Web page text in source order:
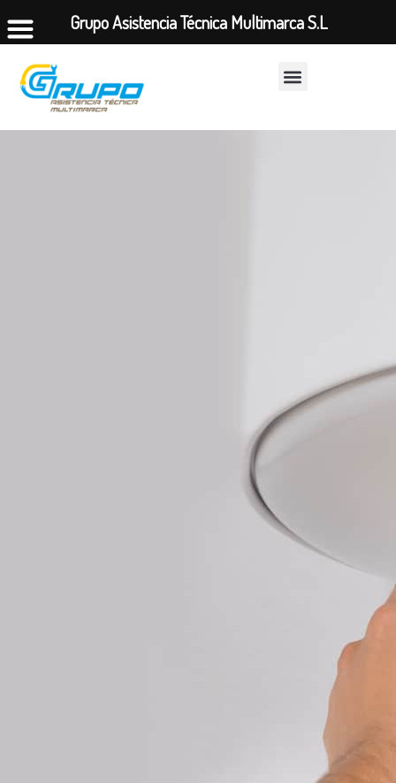
Grupo Asistencia Técnica Multimarca S.L